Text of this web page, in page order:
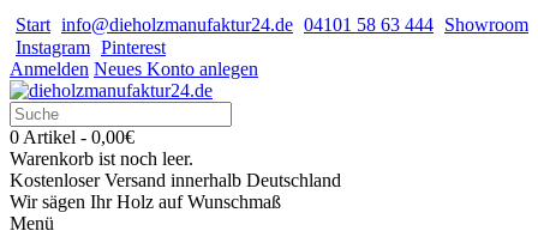
Start info@dieholzmanufaktur24.de 04101 58 63 444 Showroom
Instagram Pinterest
Anmelden Neues Konto anlegen
0 Artikel - 0,00€
Warenkorb ist noch leer.
Kostenloser Versand innerhalb Deutschland
Wir sägen Ihr Holz auf Wunschmaß
Menü